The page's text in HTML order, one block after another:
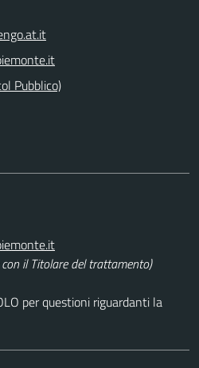
Pubblico)
il Titolare del trattamento)
per questioni riguardanti la